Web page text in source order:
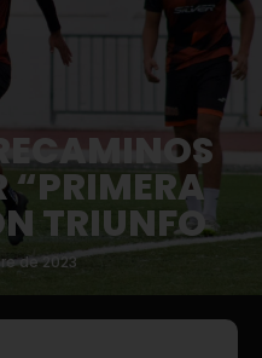
“PRIMERA
TRIUNFO
de 2023